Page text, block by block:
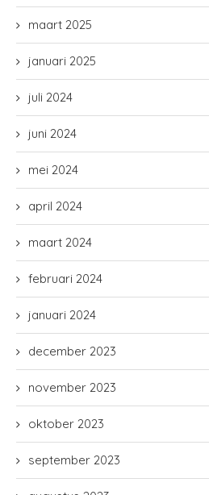
maart 2025
januari 2025
juli 2024
juni 2024
mei 2024
april 2024
maart 2024
februari 2024
januari 2024
december 2023
november 2023
oktober 2023
september 2023